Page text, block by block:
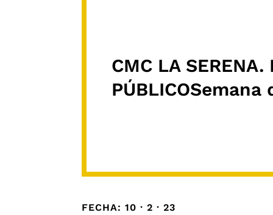
CMC LA SERENA.
FECHA: 10 · 2 · 23